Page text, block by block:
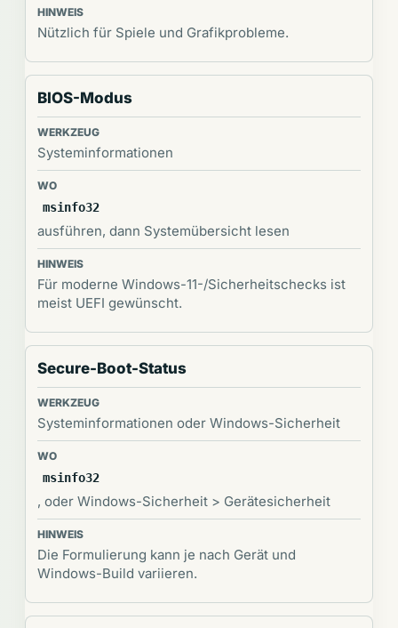
Nützlich für Spiele und Grafikprobleme.
BIOS-Modus
Systeminformationen
msinfo32
ausführen, dann Systemübersicht lesen
Für moderne Windows-11-/Sicherheitschecks ist
meist UEFI gewünscht.
Secure-Boot-Status
Systeminformationen oder Windows-Sicherheit
msinfo32
, oder Windows-Sicherheit > Gerätesicherheit
Die Formulierung kann je nach Gerät und
Windows-Build variieren.